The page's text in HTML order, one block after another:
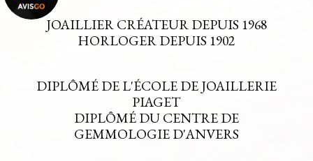
JOAILLIER CRÉATEUR DEPUIS 1968
HORLOGER DEPUIS 1902
DIPLÔMÉ DE L'ÉCOLE DE JOAILLERIE
PIAGET
DIPLÔMÉ DU CENTRE DE
GEMMOLOGIE D'ANVERS
Voir le certificat